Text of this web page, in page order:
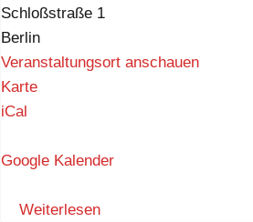
Schloßstraße 1
Berlin
Veranstaltungsort anschauen
KarteF
u
S
iCal
Google Kalender
Weiterlesen